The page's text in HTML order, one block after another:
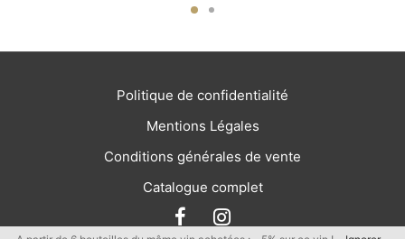
Politique de confidentialité
Mentions Légales
Conditions générales de vente
Catalogue complet